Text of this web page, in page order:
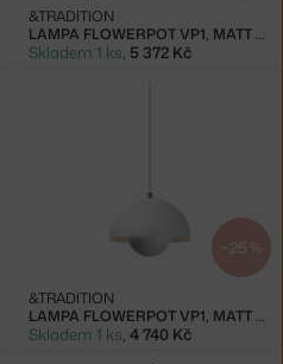
LAMPA FLOWERPOT VP1, MATT BLACK
&TRADITION
Skladem 1 ks, 5 372 Kč
−25 %
LAMPA FLOWERPOT VP1, MATT WHITE
&TRADITION
Skladem 1 ks, 4 740 Kč